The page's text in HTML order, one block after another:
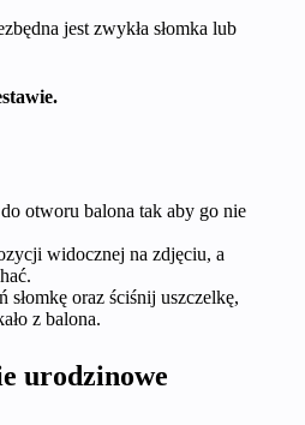
jest zwykła słomka lub
otworu balona tak aby go nie
widocznej na zdjęciu, a
słomkę oraz ściśnij uszczelkę,
z balona.
urodzinowe